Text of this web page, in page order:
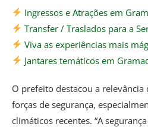
Ingressos e Atrações em
Transfer / Traslados para a
Viva as experiências mais
Jantares temáticos em
O prefeito destacou a
forças de segurança,
climáticos recentes. “A